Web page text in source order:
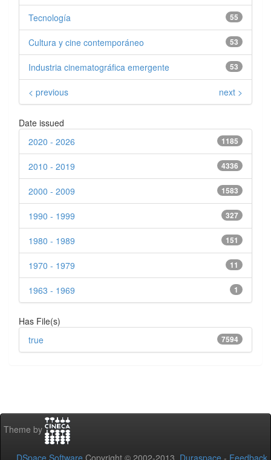
55
Tecnología
53
Cultura y cine contemporáneo
53
Industria cinematográfica emergente
< previous next >
Date issued
1185
2020 - 2026
4336
2010 - 2019
1583
2000 - 2009
327
1990 - 1999
151
1980 - 1989
11
1970 - 1979
1
1963 - 1969
Has File(s)
7594
true
Theme by